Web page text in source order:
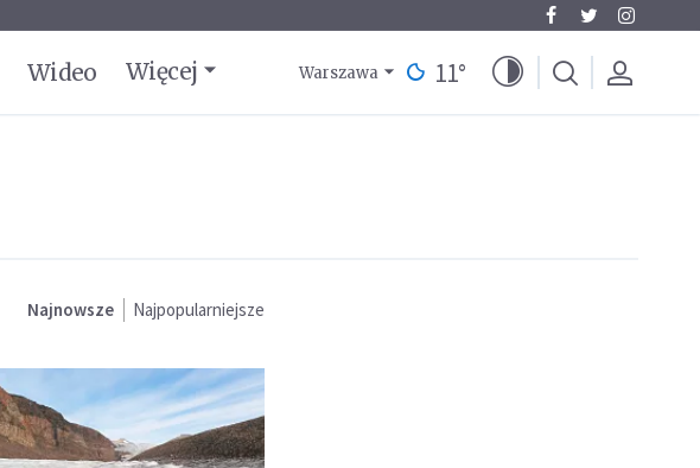
Wideo Więcej Warszawa 11°
Najnowsze Najpopularniejsze